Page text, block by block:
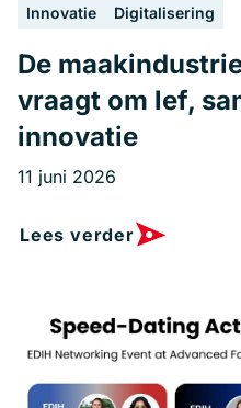
Innovatie Digitalisering
De
vraagt om lef,
innovatie
11 juni 2026
Lees verder